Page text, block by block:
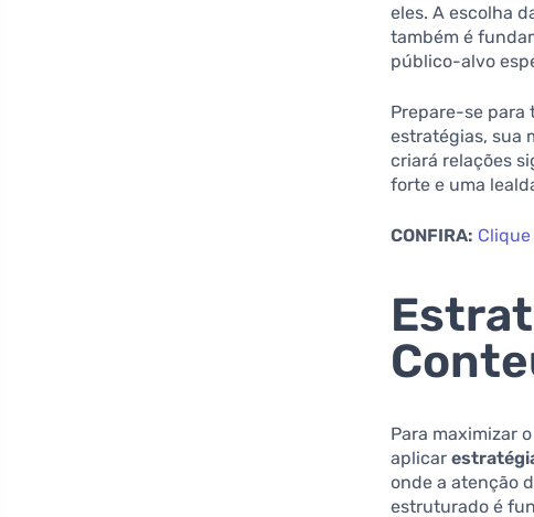
eles. A escolha
também é
público-alvo
Prepare-se para
estratégias, sua
criará relações
forte e uma
CONFIRA:
Para maximizar
aplicar
onde a atenção
estruturado é